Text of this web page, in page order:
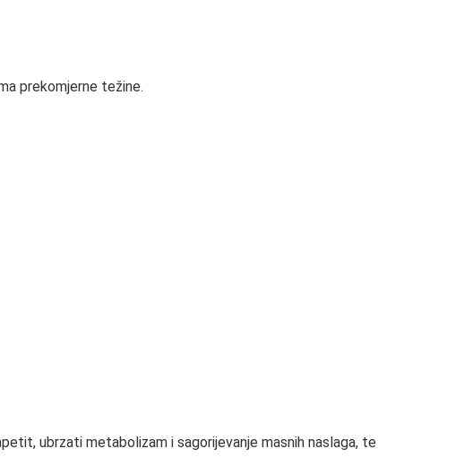
prekomjerne težine.
ubrzati metabolizam i sagorijevanje masnih naslaga, te